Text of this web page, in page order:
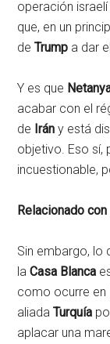
operación
que, en un
deTrump a dar
Y es que
acabar con el
de Irány está
objetivo. Eso sí,
incuestionable,
Relacionado
Sin embargo, lo
laCasa Blanca
como ocurre en
aliadaTurquía
aplacar una